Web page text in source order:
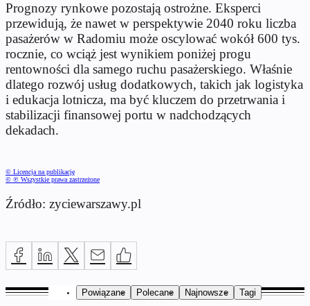
Prognozy rynkowe pozostają ostrożne. Eksperci
przewidują, że nawet w perspektywie 2040 roku liczba
pasażerów w Radomiu może oscylować wokół 600 tys.
rocznie, co wciąż jest wynikiem poniżej progu
rentowności dla samego ruchu pasażerskiego. Właśnie
dlatego rozwój usług dodatkowych, takich jak logistyka
i edukacja lotnicza, ma być kluczem do przetrwania i
stabilizacji finansowej portu w nadchodzących
dekadach.
© Licencja na publikację
© ℗ Wszystkie prawa zastrzeżone
Źródło: zyciewarszawy.pl
Powiązane Polecane Najnowsze Tagi